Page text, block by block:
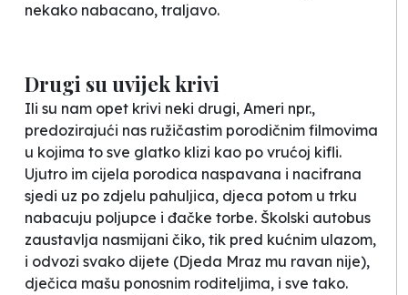
nekako nabacano, traljavo.
Drugi su uvijek krivi
Ili su nam opet krivi neki drugi, Ameri npr.,
predozirajući nas ružičastim porodičnim filmovima
u kojima to sve glatko klizi kao po vrućoj kifli.
Ujutro im cijela porodica naspavana i nacifrana
sjedi uz po zdjelu pahuljica, djeca potom u trku
nabacuju poljupce i đačke torbe. Školski autobus
zaustavlja nasmijani čiko, tik pred kućnim ulazom,
i odvozi svako dijete (Djeda Mraz mu ravan nije),
dječica mašu ponosnim roditeljima, i sve tako.